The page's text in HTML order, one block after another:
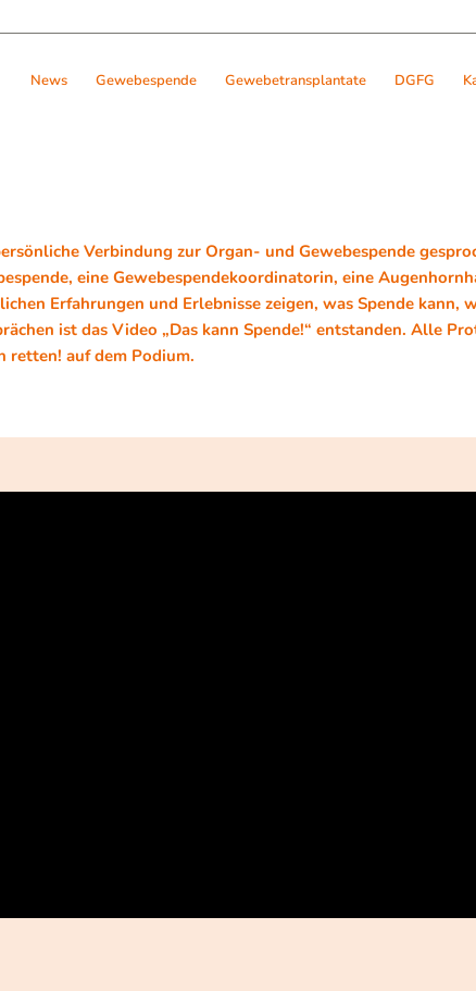
News Gewebespende Gewebetransplantate DGFG
Verbindung zur Organ- und Gewebespende
eine Gewebespendekoordinatorin, eine
Erfahrungen und Erlebnisse zeigen, was Spende
ist das Video „Das kann Spende!“ entstanden. Alle
retten! auf dem Podium.